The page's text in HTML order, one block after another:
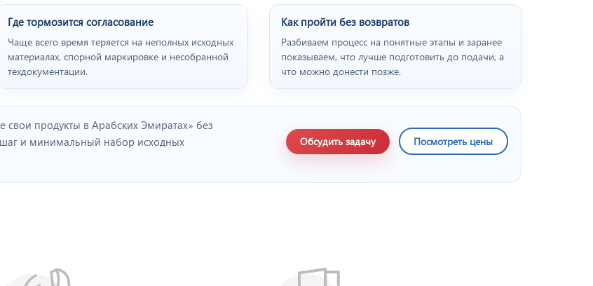
Где тормозится согласование
Чаще всего время теряется на неполных исходных
материалах, спорной маркировке и несобранной
техдокументации.
Как пройти без возвратов
Разбиваем процесс на понятные этапы и заранее
показываем, что лучше подготовить до подачи, а
что можно донести позже.
продукты в Арабских Эмиратах» без
и минимальный набор исходных
Обсудить задачу Посмотреть цены